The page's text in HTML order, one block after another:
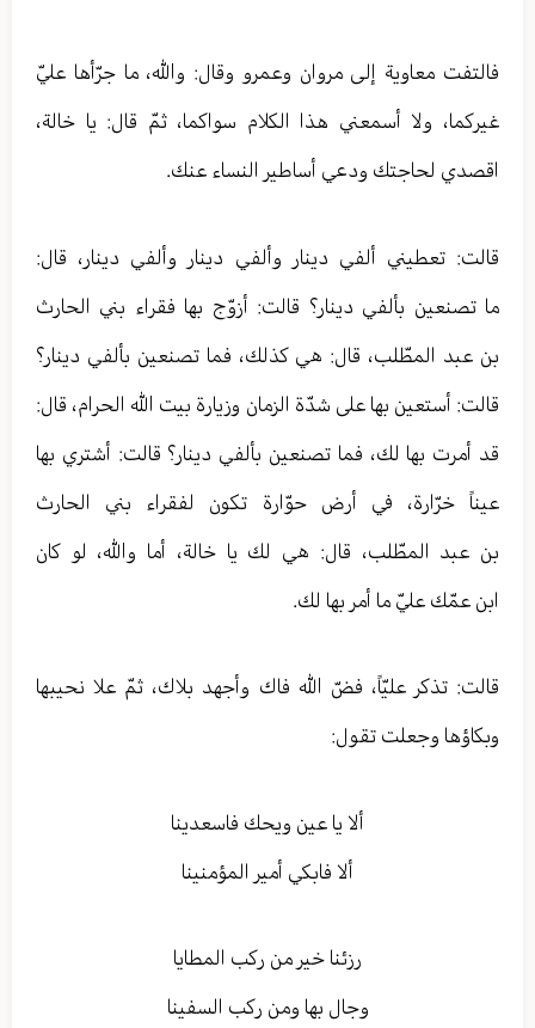
فالتفت معاوية إلى مروان وعمرو وقال: والله، ما جرّأها عليّ
غيركما، ولا أسمعني هذا الكلام سواكما، ثمّ قال: يا خالة،
اقصدي لحاجتك ودعي أساطير النساء عنك.
قالت: تعطيني ألفي دينار وألفي دينار وألفي دينار، قال:
ما تصنعين بألفي دينار؟ قالت: أزوّج بها فقراء بني الحارث
بن عبد المطّلب، قال: هي كذلك، فما تصنعين بألفي دينار؟
قالت: أستعين بها على شدّة الزمان وزيارة بيت الله الحرام، قال:
قد أمرت بها لك، فما تصنعين بألفي دينار؟ قالت: أشتري بها
عيناً خرّارة، في أرض حوّارة تكون لفقراء بني الحارث
بن عبد المطّلب، قال: هي لك يا خالة، أما والله، لو كان
ابن عمّك عليّ ما أمر بها لك.
قالت: تذكر عليّاً، فضّ الله فاك وأجهد بلاك، ثمّ علا نحيبها
وبكاؤها وجعلت تقول:
ألا يا عين ويحك فاسعدينا
ألا فابكي أمير المؤمنينا
رزئنا خير من ركب المطايا
وجال بها ومن ركب السفينا